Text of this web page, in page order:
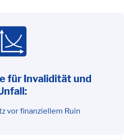
für Invalidität und
vor finanziellem Ruin